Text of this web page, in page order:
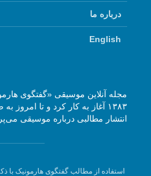
درباره ما
English
۱۳۸۳ آغاز به کار کرد و تا
انتشار مطالبی درباره موسیقی
استفاده از مطالب گفتگوی هارمونیک